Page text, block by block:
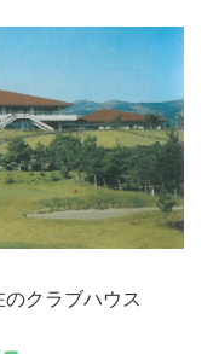
クラブハウス